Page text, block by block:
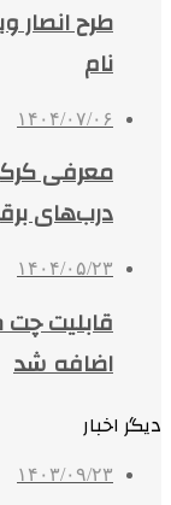
نام
۱۴۰۴/۰۷/۰۶
درب‌های
۱۴۰۴/۰۵/۲۳
قابلیت
اضافه شد
دیگر اخبار
۱۴۰۳/۰۹/۲۳